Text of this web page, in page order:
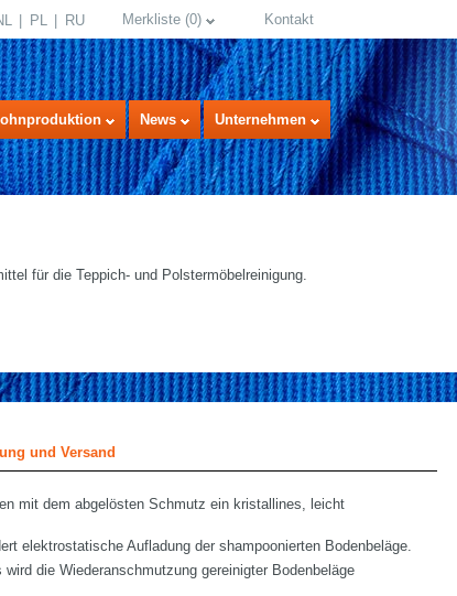
PL RU Merkliste (0) Kontakt
News Unternehmen
für die Teppich- und Polstermöbelreinigung.
und Versand
mit dem abgelösten Schmutz ein kristallines, leicht
elektrostatische Aufladung der shampoonierten Bodenbeläge.
die Wiederanschmutzung gereinigter Bodenbeläge